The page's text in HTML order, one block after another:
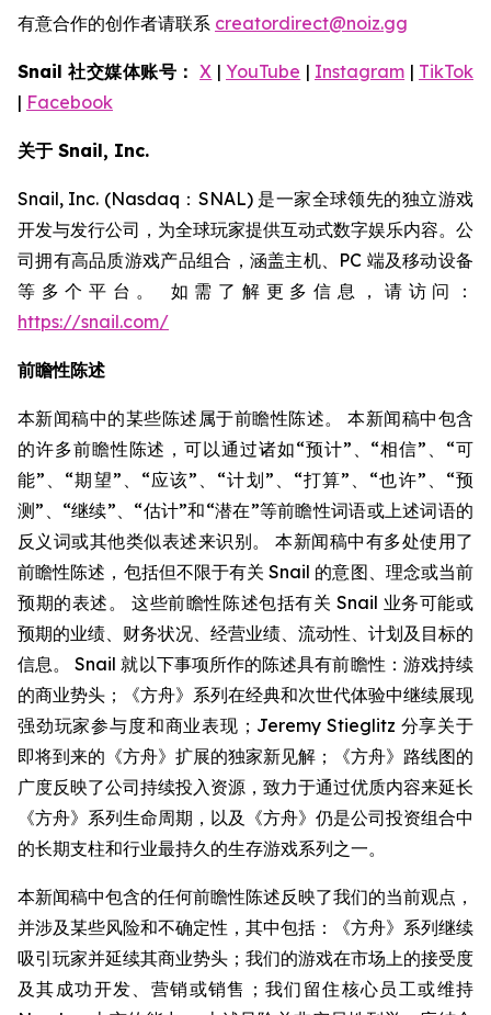
有意合作的创作者请联系 creatordirect@noiz.gg
Snail 社交媒体账号： X |YouTube | Instagram | TikTok
| Facebook
关于 Snail, Inc.
Snail, Inc. (Nasdaq：SNAL) 是一家全球领先的独立游戏
开发与发行公司，为全球玩家提供互动式数字娱乐内容。公
司拥有高品质游戏产品组合，涵盖主机、PC 端及移动设备
等多个平台。 如需了解更多信息，请访问：
https://snail.com/
前瞻性陈述
本新闻稿中的某些陈述属于前瞻性陈述。 本新闻稿中包含
的许多前瞻性陈述，可以通过诸如“预计”、“相信”、“可
能”、“期望”、“应该”、“计划”、“打算”、“也许”、“预
测”、“继续”、“估计”和“潜在”等前瞻性词语或上述词语的
反义词或其他类似表述来识别。 本新闻稿中有多处使用了
前瞻性陈述，包括但不限于有关 Snail 的意图、理念或当前
预期的表述。 这些前瞻性陈述包括有关 Snail 业务可能或
预期的业绩、财务状况、经营业绩、流动性、计划及目标的
信息。 Snail 就以下事项所作的陈述具有前瞻性：游戏持续
的商业势头；《方舟》系列在经典和次世代体验中继续展现
强劲玩家参与度和商业表现；Jeremy Stieglitz 分享关于
即将到来的《方舟》扩展的独家新见解；《方舟》路线图的
广度反映了公司持续投入资源，致力于通过优质内容来延长
《方舟》系列生命周期，以及《方舟》仍是公司投资组合中
的长期支柱和行业最持久的生存游戏系列之一。
本新闻稿中包含的任何前瞻性陈述反映了我们的当前观点，
并涉及某些风险和不确定性，其中包括：《方舟》系列继续
吸引玩家并延续其商业势头；我们的游戏在市场上的接受度
及其成功开发、营销或销售；我们留住核心员工或维持